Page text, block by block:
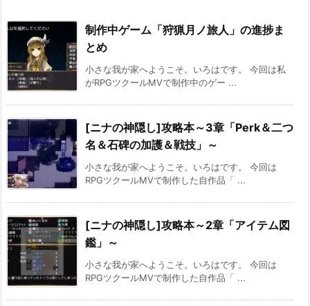
制作中ゲーム「狩猟月ノ旅人」の進捗ま
とめ
小さな我が家へようこそ。いろはです。 今回は私
がRPGツクールMVで制作中のゲー ...
[ニナの神隠し]攻略本～3章「Perk＆二つ
名＆石碑の加護＆戦技」～
小さな我が家へようこそ。いろはです。 今回は
RPGツクールMVで制作した自作品「 ...
[ニナの神隠し]攻略本～2章「アイテム図
鑑」～
小さな我が家へようこそ。いろはです。 今回は
RPGツクールMVで制作した自作品「 ...